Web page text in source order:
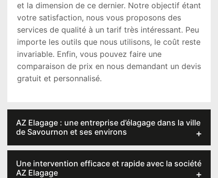
et la dimension de ce dernier. Notre objectif étant
votre satisfaction, nous vous proposons des
services de qualité à un tarif très intéressant. Peu
importe les outils que nous utilisons, le coût reste
invariable. Enfin, vous pouvez faire une
comparaison de prix en nous demandant un devis
gratuit et personnalisé.
AZ Elagage : une entreprise d’élagage dans la ville
de Savournon et ses environs
Une intervention efficace et rapide avec la société
AZ Elagage